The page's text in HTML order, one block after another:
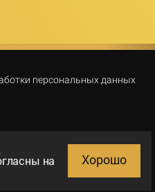
персональных данных
Поиск
на
Хорошо